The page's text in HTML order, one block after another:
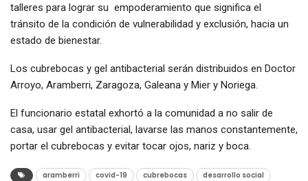
talleres para lograr su empoderamiento que significa el
tránsito de la condición de vulnerabilidad y exclusión, hacia un
estado de bienestar.
Los cubrebocas y gel antibacterial serán distribuidos en Doctor
Arroyo, Aramberri, Zaragoza, Galeana y Mier y Noriega.
El funcionario estatal exhortó a la comunidad a no salir de
casa, usar gel antibacterial, lavarse las manos constantemente,
portar el cubrebocas y evitar tocar ojos, nariz y boca.
aramberri covid-19 cubrebocas
desarrollo social